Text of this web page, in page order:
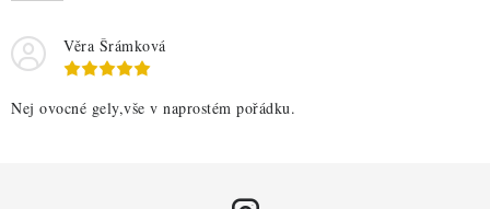
Věra Šrámková
Nej ovocné gely,vše v naprostém pořádku.